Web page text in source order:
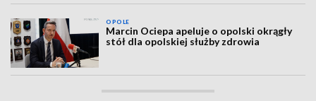
OPOLE
Marcin Ociepa apeluje o opolski okrągły
stół dla opolskiej służby zdrowia